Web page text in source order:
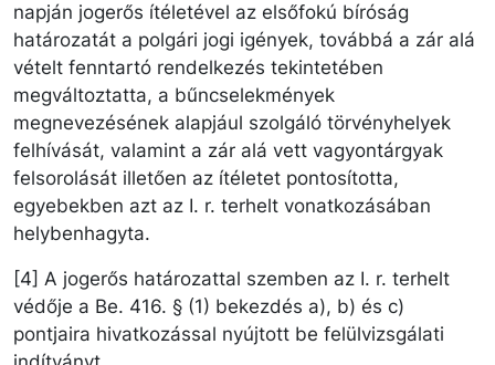
napján jogerős ítéletével az elsőfokú bíróság
határozatát a polgári jogi igények, továbbá a zár alá
vételt fenntartó rendelkezés tekintetében
megváltoztatta, a bűncselekmények
megnevezésének alapjául szolgáló törvényhelyek
felhívását, valamint a zár alá vett vagyontárgyak
felsorolását illetően az ítéletet pontosította,
egyebekben azt az I. r. terhelt vonatkozásában
helybenhagyta.
[4] A jogerős határozattal szemben az I. r. terhelt
védője a Be. 416. § (1) bekezdés a), b) és c)
pontjaira hivatkozással nyújtott be felülvizsgálati